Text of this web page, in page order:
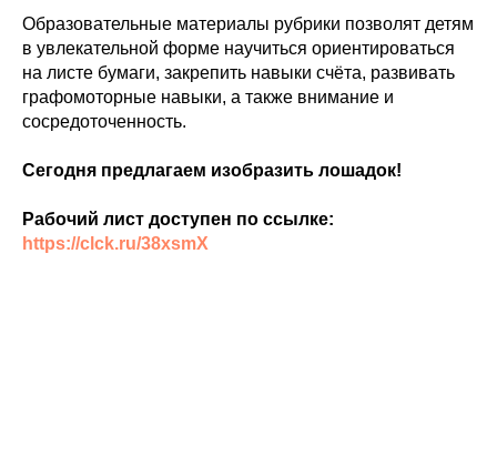
Образовательные материалы рубрики позволят детям
в увлекательной форме научиться ориентироваться
на листе бумаги, закрепить навыки счёта, развивать
графомоторные навыки, а также внимание и
сосредоточенность.
Сегодня предлагаем изобразить лошадок!
Рабочий лист доступен по ссылке:
https://clck.ru/38xsmX